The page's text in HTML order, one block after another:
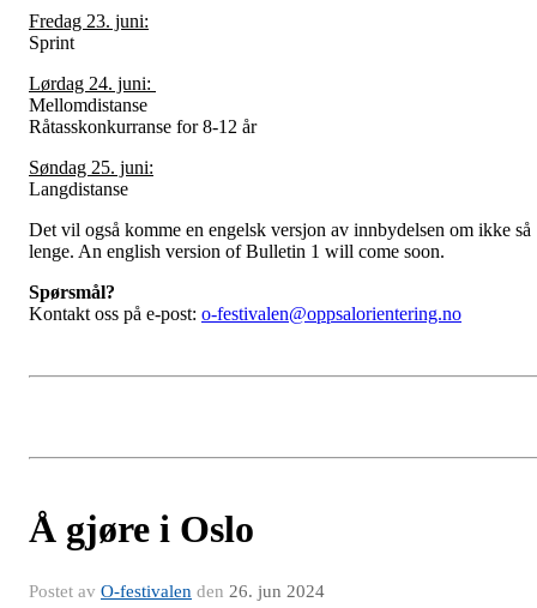
Fredag 23. juni:
Sprint
Lørdag 24. juni:
Mellomdistanse
Råtasskonkurranse for 8-12 år
Søndag 25. juni:
Langdistanse
Det vil også komme en engelsk versjon av innbydelsen om ikke så
lenge. An english version of Bulletin 1 will come soon.
Spørsmål?
Kontakt oss på e-post: o-festivalen@oppsalorientering.no
Å gjøre i Oslo
Postet av O-festivalen den 26. jun 2024